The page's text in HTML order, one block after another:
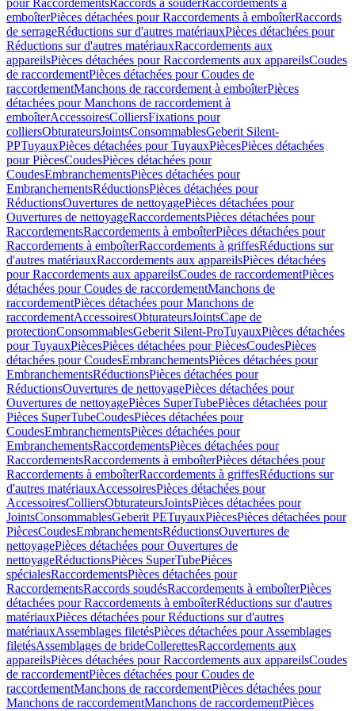
pour RaccordementsRaccords à souderRaccordements à
emboîterPièces détachées pour Raccordements à emboîterRaccords
de serrageRéductions sur d'autres matériauxPièces détachées pour
Réductions sur d'autres matériauxRaccordements aux
appareilsPièces détachées pour Raccordements aux appareilsCoudes
de raccordementPièces détachées pour Coudes de
raccordementManchons de raccordement à emboîterPièces
détachées pour Manchons de raccordement à
emboîterAccessoiresColliersFixations pour
colliersObturateursJointsConsommablesGeberit Silent-
PPTuyauxPièces détachées pour TuyauxPiècesPièces détachées
pour PiècesCoudesPièces détachées pour
CoudesEmbranchementsPièces détachées pour
EmbranchementsRéductionsPièces détachées pour
RéductionsOuvertures de nettoyagePièces détachées pour
Ouvertures de nettoyageRaccordementsPièces détachées pour
RaccordementsRaccordements à emboîterPièces détachées pour
Raccordements à emboîterRaccordements à griffesRéductions sur
d'autres matériauxRaccordements aux appareilsPièces détachées
pour Raccordements aux appareilsCoudes de raccordementPièces
détachées pour Coudes de raccordementManchons de
raccordementPièces détachées pour Manchons de
raccordementAccessoiresObturateursJointsCape de
protectionConsommablesGeberit Silent-ProTuyauxPièces détachées
pour TuyauxPiècesPièces détachées pour PiècesCoudesPièces
détachées pour CoudesEmbranchementsPièces détachées pour
EmbranchementsRéductionsPièces détachées pour
RéductionsOuvertures de nettoyagePièces détachées pour
Ouvertures de nettoyagePièces SuperTubePièces détachées pour
Pièces SuperTubeCoudesPièces détachées pour
CoudesEmbranchementsPièces détachées pour
EmbranchementsRaccordementsPièces détachées pour
RaccordementsRaccordements à emboîterPièces détachées pour
Raccordements à emboîterRaccordements à griffesRéductions sur
d'autres matériauxAccessoiresPièces détachées pour
AccessoiresColliersObturateursJointsPièces détachées pour
JointsConsommablesGeberit PETuyauxPiècesPièces détachées pour
PiècesCoudesEmbranchementsRéductionsOuvertures de
nettoyagePièces détachées pour Ouvertures de
nettoyageRéductionsPièces SuperTubePièces
spécialesRaccordementsPièces détachées pour
RaccordementsRaccords soudésRaccordements à emboîterPièces
détachées pour Raccordements à emboîterRéductions sur d'autres
matériauxPièces détachées pour Réductions sur d'autres
matériauxAssemblages filetésPièces détachées pour Assemblages
filetésAssemblages de brideCollerettesRaccordements aux
appareilsPièces détachées pour Raccordements aux appareilsCoudes
de raccordementPièces détachées pour Coudes de
raccordementManchons de raccordementPièces détachées pour
Manchons de raccordementManchons de raccordementPièces